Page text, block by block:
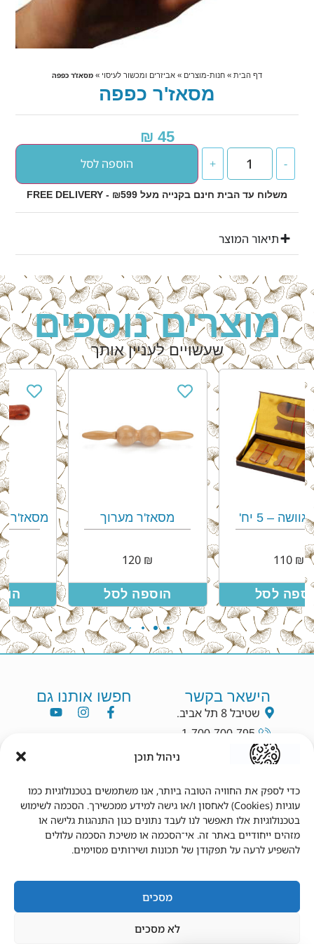
ניהול תוכן
כדי לספק את החוויה הטובה ביותר, אנו משתמשים בטכנולוגיות כמו
עוגיות (Cookies) לאחסון ו/או גישה למידע ממכשירך. הסכמה לשימוש
בטכנולוגיות אלו תאפשר לנו לעבד נתונים כגון התנהגות גלישה או
מזהים ייחודיים באתר זה. אי־הסכמה או משיכת הסכמה עלולים
להשפיע לרעה על תפקודן של תכונות ושירותים מסוימים.
מסכים
לא מסכים
דף הבית » חנות-מוצרים » אביזרים ומכשור לעיסוי » מסאז’ר כפפה
מסאז'ר כפפה
₪ 45
-
+ הוספה לסל
משלוח עד הבית חינם בקנייה מעל ₪599 - FREE DELIVERY
תיאור המוצר
מוצרים נוספים
שעשויים לעניין אותך
מסאז'ר מערוך מסאז'ר עץ בצורת פטיש
45
הוספה לסל
הישאר בקשר
שטיבל 8 תל אביב.
1-700-700-795
info@dryang.co.il
חפשו אותנו גם
תנאי שימוש
תקנון
תנאי שימוש
מידע נוסף
צור קשר
מדיניות פרטיות